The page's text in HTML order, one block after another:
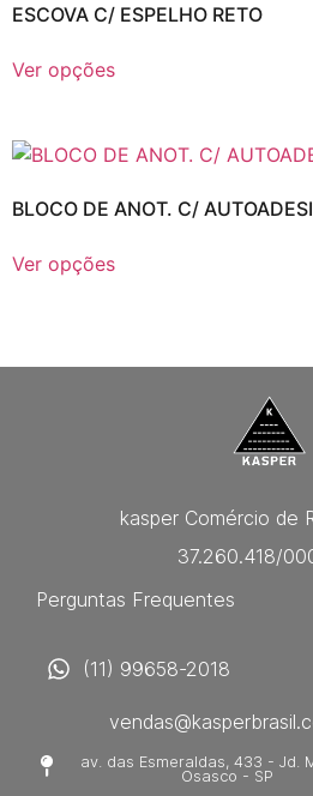
ESCOVA C/ ESPELHO RETO
Ver opções
BLOCO DE ANOT. C/
Ver opções
kasper Comércio de
37.260.418/
Perguntas Frequentes
(11) 99658-2018
av. das Esmeraldas, 433 - Jd.
Osasco - SP